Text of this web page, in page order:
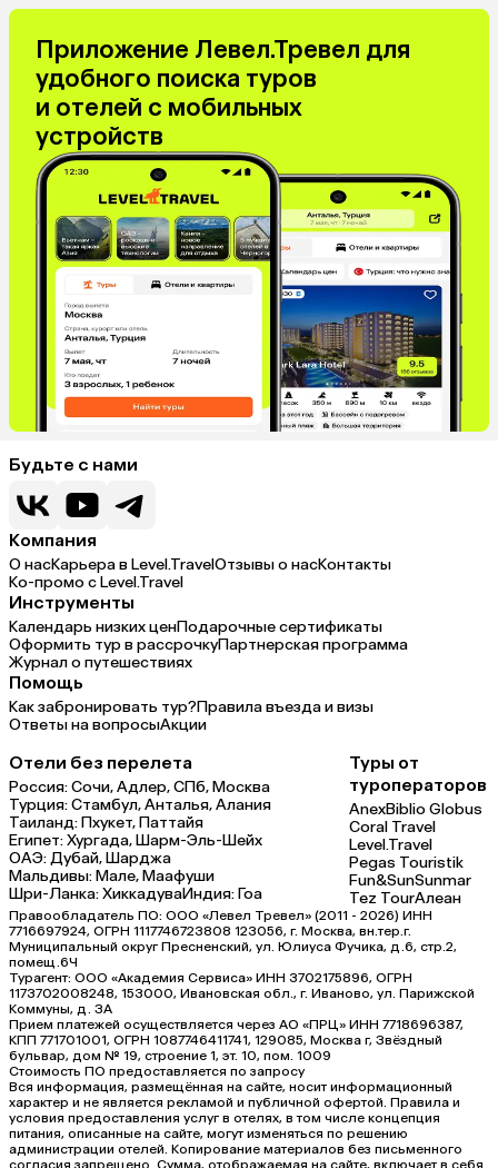
Приложение Левел.Тревел для
удобного поиска туров
и отелей с мобильных
устройств
Будьте с нами
Компания
О насКарьера в Level.TravelОтзывы о насКонтакты
Ко-промо с Level.Travel
Инструменты
Календарь низких ценПодарочные сертификаты
Оформить тур в рассрочкуПартнерская программа
Журнал о путешествиях
Помощь
Как забронировать тур?Правила въезда и визы
Ответы на вопросыАкции
Отели без перелета
Россия:Сочи,Адлер,СПб,Москва
Турция:Стамбул,Анталья,Алания
Таиланд:Пхукет,Паттайя
Египет:Хургада,Шарм-Эль-Шейх
ОАЭ:Дубай,Шарджа
Мальдивы:Мале,Маафуши
Шри-Ланка:ХиккадуваИндия:Гоа
Туры от
туроператоров
AnexBiblio Globus
Coral Travel
Level.Travel
Pegas Touristik
Fun&SunSunmar
Tez TourАлеан
Правообладатель ПО: ООО «Левел Тревел» (2011 - 2026) ИНН
7716697924, ОГРН 1117746723808 123056, г. Москва, вн.тер.г.
Муниципальный округ Пресненский, ул. Юлиуса Фучика, д.6, стр.2,
помещ.6Ч
Турагент: ООО «Академия Сервиса» ИНН 3702175896, ОГРН
1173702008248, 153000, Ивановская обл., г. Иваново, ул. Парижской
Коммуны, д. ЗА
Прием платежей осуществляется через АО «ПРЦ» ИНН 7718696387,
КПП 771701001, ОГРН 1087746411741, 129085, Москва г, Звёздный
бульвар, дом № 19, строение 1, эт. 10, пом. 1009
Стоимость ПО предоставляется по запросу
Вся информация, размещённая на сайте, носит информационный
характер и не является рекламой и публичной офертой. Правила и
условия предоставления услуг в отелях, в том числе концепция
питания, описанные на сайте, могут изменяться по решению
администрации отелей. Копирование материалов без письменного
согласия запрещено. Сумма, отображаемая на сайте, включает в себя